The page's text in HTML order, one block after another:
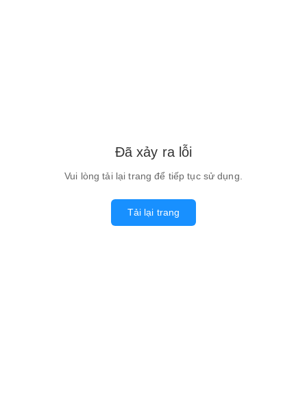
Đã xảy ra lỗi
Vui lòng tải lại trang để tiếp tục sử dụng.
Tải lại trang